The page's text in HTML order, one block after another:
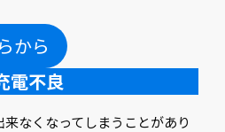
から
電不良
なくなってしまうことがあり